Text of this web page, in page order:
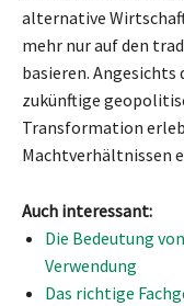
alternative
mehr nur auf den
basieren.
zukünftige
Transformation
Machtverhältnissen
Auch interessant:
Die Bedeutung
Verwendung
Das richtige